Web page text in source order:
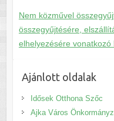
Nem közművel
összegyűjtésére,
elhelyezésére
Ajánlott oldalak
Idősek Otthona Szőc
Ajka Város